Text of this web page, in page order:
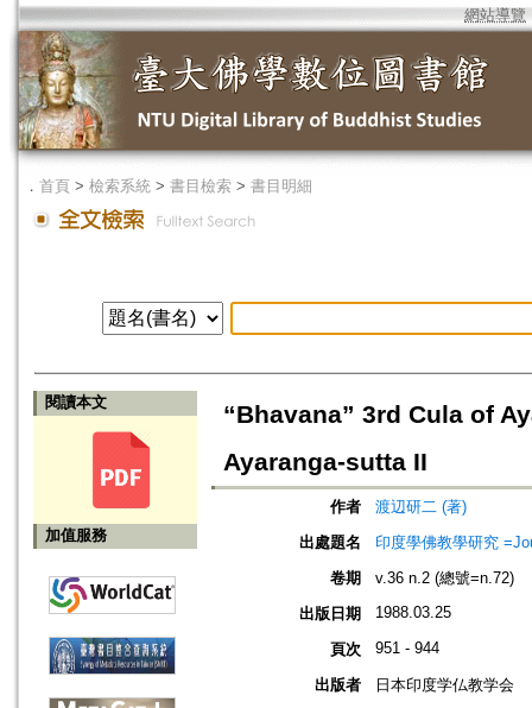
網站導覽
． 首頁 > 檢索系統 > 書目檢索 > 書目明細
閱讀本文
加值服務
“Bhavana” 3rd Cula of
Ayaranga-sutta II
作者
渡辺研二 (著)
出處題名
印度學佛教學研究
卷期
v.36 n.2 (總號=n.72)
出版日期
1988.03.25
頁次 951 - 944
出版者
日本印度学仏教学会